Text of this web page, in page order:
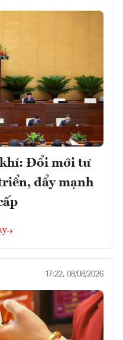
Đổi mới tư
đẩy mạnh
17:22, 08/08/2026